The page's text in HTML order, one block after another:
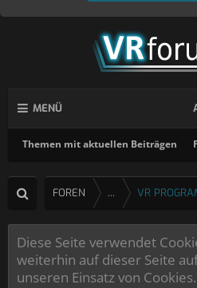
MENÜ
Themen mit aktuellen Beiträgen
FOREN ... VR
Diese Seite verwendet
weiterhin auf dieser Seite
unseren Einsatz von Cookies.